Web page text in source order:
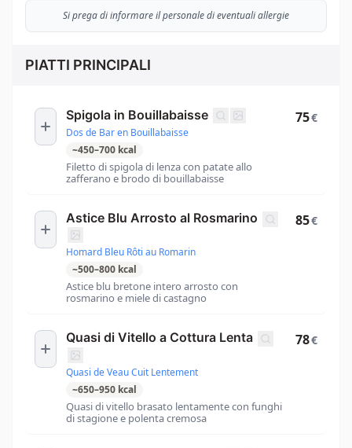
Si prega di informare il personale di eventuali allergie
PIATTI PRINCIPALI
Spigola in Bouillabaisse
Dos de Bar en Bouillabaisse
~450–700 kcal
Filetto di spigola di lenza con patate allo
zafferano e brodo di bouillabaisse
75€
Astice Blu Arrosto al Rosmarino
Homard Bleu Rôti au Romarin
~500–800 kcal
Astice blu bretone intero arrosto con
rosmarino e miele di castagno
85€
Quasi di Vitello a Cottura Lenta
Quasi de Veau Cuit Lentement
~650–950 kcal
Quasi di vitello brasato lentamente con funghi
di stagione e polenta cremosa
78€